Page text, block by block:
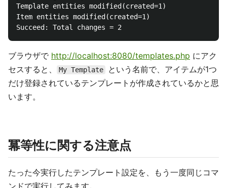
Template entities modified(created=1)
Item entities modified(created=1)
ブラウザで http://localhost:8080/templates.php にアク
セスすると、
My Template
という名前で、アイテムが1つ
だけ登録されているテンプレートが作成されているかと思
います。
冪等性に関する注意点
たった今実行したテンプレート設定を、もう一度同じコマ
ンドで実行してみます。